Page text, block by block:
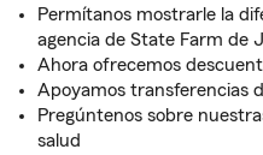
Permítanos mostrarle la
agencia de State Farm de
Ahora ofrecemos
Apoyamos transferencias
Pregúntenos sobre
salud